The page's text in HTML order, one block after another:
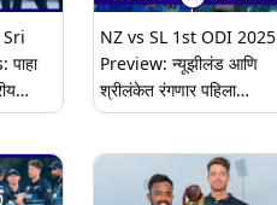
NZ vs SL 1st ODI 2025
Preview: न्यूझीलंड आणि
श्रीलंकेत रंगणार पहिला
एकदिवसीय सामना, जाणून घ्या